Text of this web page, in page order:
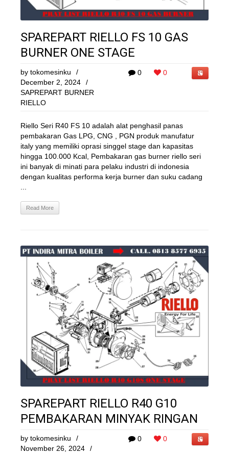
SPAREPART RIELLO FS 10 GAS
BURNER ONE STAGE
0 0
by tokomesinku
/
December 2, 2024
/
SAPREPART BURNER
RIELLO
Riello Seri R40 FS 10 adalah alat penghasil panas
pembakaran Gas LPG, CNG , PGN produk manufatur
italy yang memiliki oprasi singgel stage dan kapasitas
hingga 100.000 Kcal, Pembakaran gas burner riello seri
ini banyak di minati para pelaku industri di indonesia
dengan kualitas performa kerja burner dan suku cadang
Read More
SPAREPART RIELLO R40 G10
PEMBAKARAN MINYAK RINGAN
0 0
by tokomesinku
/
November 26, 2024
/